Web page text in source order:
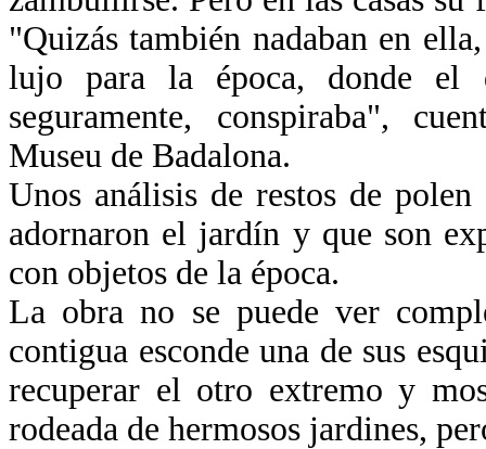
"Quizás también nadaban en
lujo para la época, donde el
seguramente, conspiraba",
Museu de Badalona.
Unos análisis de restos de
adornaron el jardín y que son
con objetos de la época.
La obra no se puede ver
contigua esconde una de sus
recuperar el otro extremo y
rodeada de hermosos jardines,